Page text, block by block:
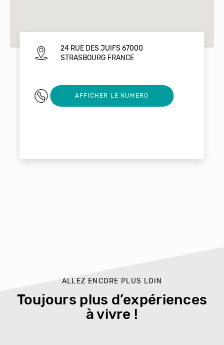
24 RUE DES JUIFS 67000
STRASBOURG FRANCE
0388364968
AFFICHER LE NUMERO
ALLEZ ENCORE PLUS LOIN
Toujours plus d’expériences
à vivre !